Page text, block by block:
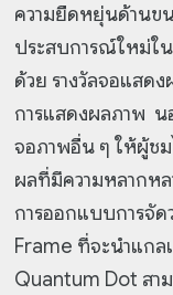
ความยืดหยุ่นด้านข
ประสบการณ์ใหม่ใ
ด้วย รางวัลจอแสด
การแสดงผลภาพ
จอภาพอื่น ๆ ให้ผู้ชม
ผลที่มีความหลากห
การออกแบบการจัด
Frame ที่จะนำแกล
Quantum Dot สา